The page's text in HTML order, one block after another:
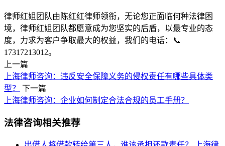
律师红姐团队由陈红红律师领衔，无论您正面临何种法律困
境，律师红姐团队都愿意成为您坚实的后盾，以最专业的态
度，力求为客户争取最大的权益，我们的电话：📞
17317213012。
上一篇
上海律师咨询：违反安全保障义务的侵权责任有哪些具体类
型？
下一篇
上海律师咨询：企业如何制定合法合规的员工手册？
法律咨询相关推荐